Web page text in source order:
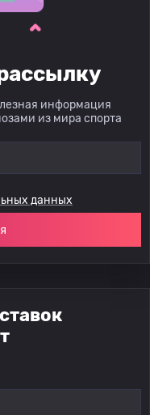
информация
из мира спорта
данных